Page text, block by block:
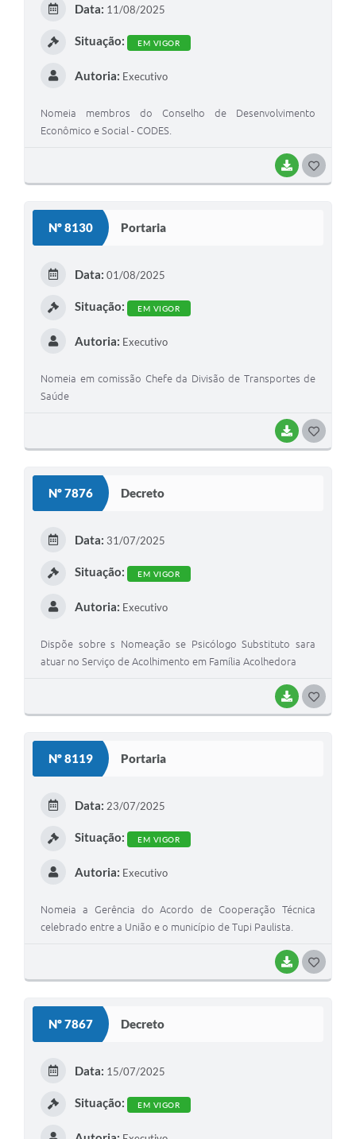
BAIXAR
Data: 11/08/2025
Situação: EM VIGOR
Autoria: Executivo
Nomeia membros do Conselho de Desenvolvimento
Econômico e Social - CODES.
Nº 8130 Portaria
BAIXAR
Data: 01/08/2025
Situação: EM VIGOR
Autoria: Executivo
Nomeia em comissão Chefe da Divisão de Transportes de
Saúde
Nº 7876 Decreto
BAIXAR
Data: 31/07/2025
Situação: EM VIGOR
Autoria: Executivo
Dispõe sobre s Nomeação se Psicólogo Substituto sara
atuar no Serviço de Acolhimento em Família Acolhedora
Nº 8119 Portaria
BAIXAR
Data: 23/07/2025
Situação: EM VIGOR
Autoria: Executivo
Nomeia a Gerência do Acordo de Cooperação Técnica
celebrado entre a União e o município de Tupi Paulista.
Nº 7867 Decreto
Data: 15/07/2025
Situação: EM VIGOR